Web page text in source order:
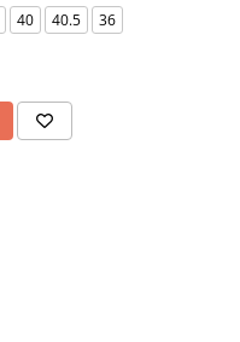
40 40.5
36